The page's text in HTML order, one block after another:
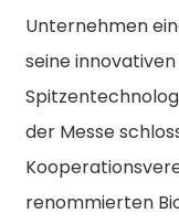
Unternehmen
seine
der Messe
renommierten